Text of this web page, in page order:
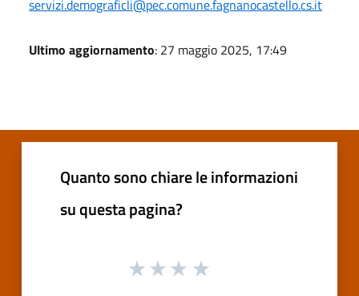
servizi.demograficli@pec.comune.fagnanocastello.cs.it
Ultimo aggiornamento: 27 maggio 2025, 17:49
Quanto sono chiare le informazioni
su questa pagina?